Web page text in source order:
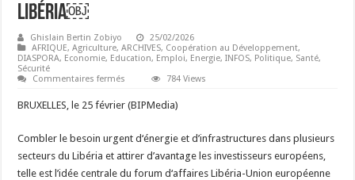
Libéria￼
Ghislain Bertin Zobiyo
25/02/2026
AFRIQUE,Agriculture,ARCHIVES, Coopération au Développement,
DIASPORA, Economie, Education, Emploi, Energie,INFOS, Politique, Santé,
Sécurité
Commentaires fermés
d’affaires
européenne
vise
à
l’investissement
784 Views
BRUXELLES, le 25 février (BIPMedia)
Combler le besoin urgent d‘énergie et d’infrastructures dans plusieurs
secteurs du Libéria et attirer d’avantage les investisseurs européens,
telle est l’idée centrale du forum d‘affaires Libéria-Union européenne